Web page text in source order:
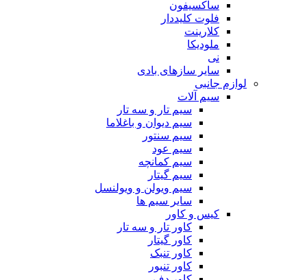
ساکسیفون
فلوت کلیددار
کلارینت
ملودیکا
نی
سایر سازهای بادی
لوازم جانبی
سیم آلات
سیم تار و سه تار
سیم دیوان و باغلاما
سیم سنتور
سیم عود
سیم کمانچه
سیم گیتار
سیم ویولن و ویولنسل
سایر سیم ها
کیس و کاور
کاور تار و سه تار
کاور گیتار
کاور تنبک
کاور تنبور